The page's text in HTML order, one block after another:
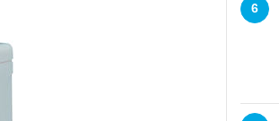
6